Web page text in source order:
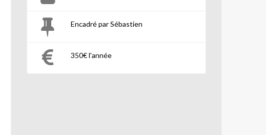
Encadré par Sébastien
350€ l'année